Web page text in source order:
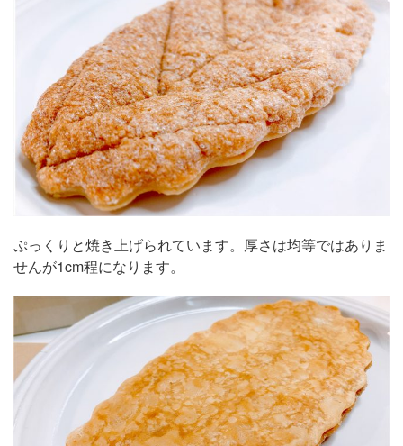
ぷっくりと焼き上げられています。厚さは均等ではありま
せんが1cm程になります。